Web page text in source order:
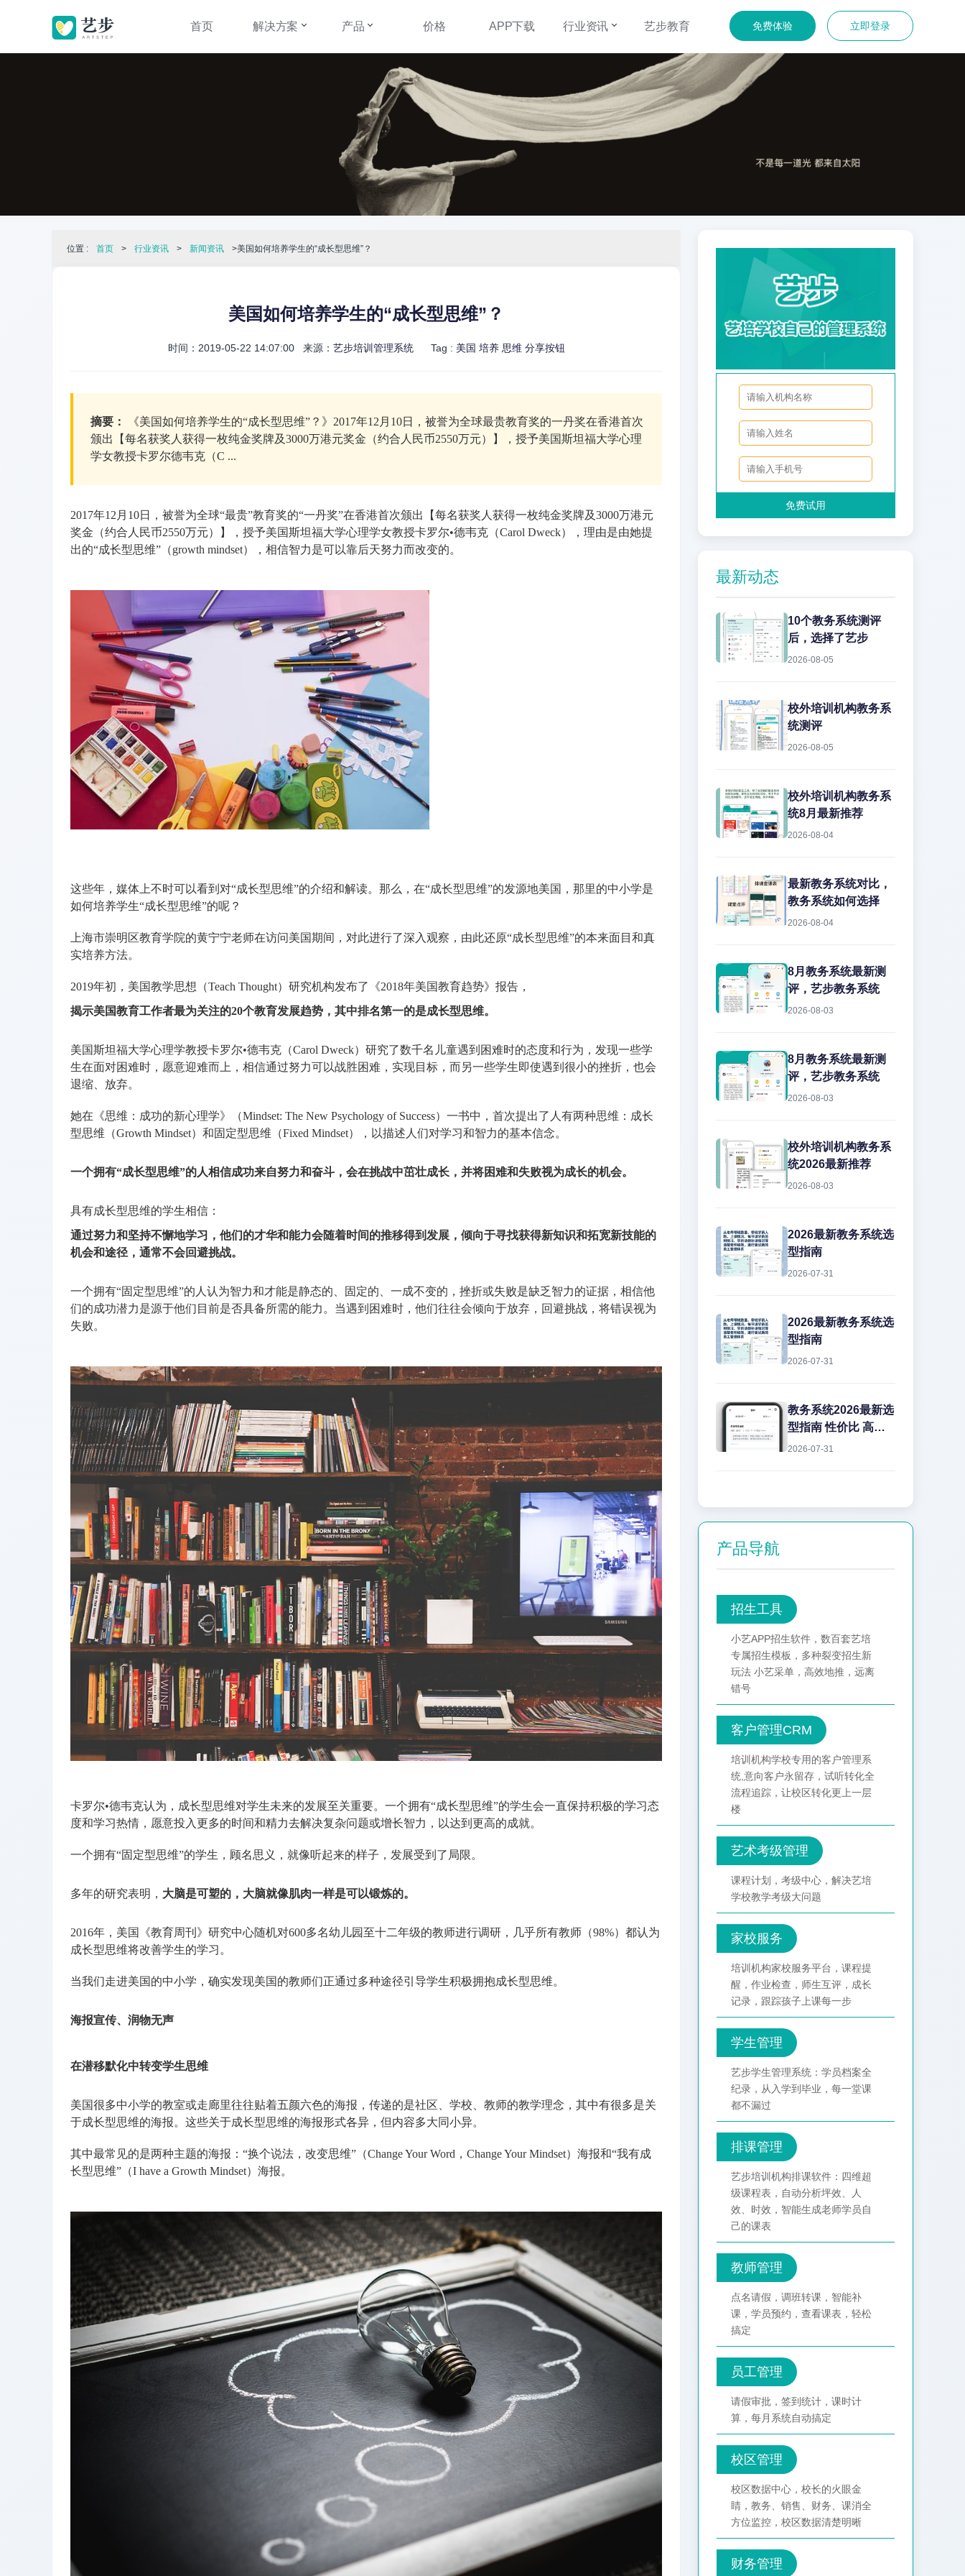
首页 解决方案 产品 价格 APP下载 行业资讯 艺步教育 免费体验 立即登录
位置 : 首页 > 行业资讯 > 新闻资讯 >美国如何培养学生的“成长型思维”？
美国如何培养学生的“成长型思维”？
时间：2019-05-22 14:07:00 来源： 艺步培训管理系统Tag : 美国 培养 思维 分享按钮
摘要：
《美国如何培养学生的“成长型思维”？》2017年12月10日，被誉为全球最贵教育奖的一丹奖在香港首次
颁出【每名获奖人获得一枚纯金奖牌及3000万港元奖金（约合人民币2550万元）】，授予美国斯坦福大学心理
学女教授卡罗尔德韦克（C ...
2017年12月10日，被誉为全球“最贵”教育奖的“一丹奖”在香港首次颁出【每名获奖人获得一枚纯金奖牌及3000万港元
奖金（约合人民币2550万元）】，授予美国斯坦福大学心理学女教授卡罗尔•德韦克（Carol Dweck），理由是由她提
出的“成长型思维”（growth mindset），相信智力是可以靠后天努力而改变的。
这些年，媒体上不时可以看到对“成长型思维”的介绍和解读。那么，在“成长型思维”的发源地美国，那里的中小学是
如何培养学生“成长型思维”的呢？
上海市崇明区教育学院的黄宁宁老师在访问美国期间，对此进行了深入观察，由此还原“成长型思维”的本来面目和真
实培养方法。
2019年初，美国教学思想（Teach Thought）研究机构发布了《2018年美国教育趋势》报告，
揭示美国教育工作者最为关注的20个教育发展趋势，其中排名第一的是成长型思维。
美国斯坦福大学心理学教授卡罗尔•德韦克（Carol Dweck）研究了数千名儿童遇到困难时的态度和行为，发现一些学
生在面对困难时，愿意迎难而上，相信通过努力可以战胜困难，实现目标，而另一些学生即使遇到很小的挫折，也会
退缩、放弃。
她在《思维：成功的新心理学》（Mindset: The New Psychology of Success）一书中，首次提出了人有两种思维：成长
型思维（Growth Mindset）和固定型思维（Fixed Mindset），以描述人们对学习和智力的基本信念。
一个拥有“成长型思维”的人相信成功来自努力和奋斗，会在挑战中茁壮成长，并将困难和失败视为成长的机会。
具有成长型思维的学生相信：
通过努力和坚持不懈地学习，他们的才华和能力会随着时间的推移得到发展，倾向于寻找获得新知识和拓宽新技能的
机会和途径，通常不会回避挑战。
一个拥有“固定型思维”的人认为智力和才能是静态的、固定的、一成不变的，挫折或失败是缺乏智力的证据，相信他
们的成功潜力是源于他们目前是否具备所需的能力。当遇到困难时，他们往往会倾向于放弃，回避挑战，将错误视为
失败。
卡罗尔•德韦克认为，成长型思维对学生未来的发展至关重要。一个拥有“成长型思维”的学生会一直保持积极的学习态
度和学习热情，愿意投入更多的时间和精力去解决复杂问题或增长智力，以达到更高的成就。
一个拥有“固定型思维”的学生，顾名思义，就像听起来的样子，发展受到了局限。
多年的研究表明， 大脑是可塑的，大脑就像肌肉一样是可以锻炼的。
2016年，美国《教育周刊》研究中心随机对600多名幼儿园至十二年级的教师进行调研，几乎所有教师（98%）都认为
成长型思维将改善学生的学习。
当我们走进美国的中小学，确实发现美国的教师们正通过多种途径引导学生积极拥抱成长型思维。
海报宣传、润物无声
在潜移默化中转变学生思维
美国很多中小学的教室或走廊里往往贴着五颜六色的海报，传递的是社区、学校、教师的教学理念，其中有很多是关
于成长型思维的海报。这些关于成长型思维的海报形式各异，但内容多大同小异。
其中最常见的是两种主题的海报：“换个说法，改变思维”（Change Your Word，Change Your Mindset）海报和“我有成
长型思维”（I have a Growth Mindset）海报。
免费试用
最新动态
10个教务系统测评
后，选择了艺步
2026-08-05
校外培训机构教务系
统测评
2026-08-05
校外培训机构教务系
统8月最新推荐
2026-08-04
最新教务系统对比，
教务系统如何选择
2026-08-04
8月教务系统最新测
评，艺步教务系统
2026-08-03
8月教务系统最新测
评，艺步教务系统
2026-08-03
校外培训机构教务系
统2026最新推荐
2026-08-03
2026最新教务系统选
型指南
2026-07-31
2026最新教务系统选
型指南
2026-07-31
教务系统2026最新选
型指南 性价比 高效
率 艺步教务系统
2026-07-31
产品导航
招生工具
小艺APP招生软件，数百套艺培
专属招生模板，多种裂变招生新
玩法 小艺采单，高效地推，远离
错号
客户管理CRM
培训机构学校专用的客户管理系
统,意向客户永留存，试听转化全
流程追踪，让校区转化更上一层
楼
艺术考级管理
课程计划，考级中心，解决艺培
学校教学考级大问题
家校服务
培训机构家校服务平台，课程提
醒，作业检查，师生互评，成长
记录，跟踪孩子上课每一步
学生管理
艺步学生管理系统：学员档案全
纪录，从入学到毕业，每一堂课
都不漏过
排课管理
艺步培训机构排课软件：四维超
级课程表，自动分析坪效、人
效、时效，智能生成老师学员自
己的课表
教师管理
点名请假，调班转课，智能补
课，学员预约，查看课表，轻松
搞定
员工管理
请假审批，签到统计，课时计
算，每月系统自动搞定
校区管理
校区数据中心，校长的火眼金
睛，教务、销售、财务、课消全
方位监控，校区数据清楚明晰
财务管理